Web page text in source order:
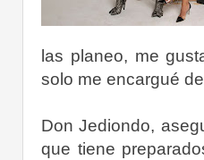
las planeo, me
solo me encargué
Don Jediondo,
que tiene